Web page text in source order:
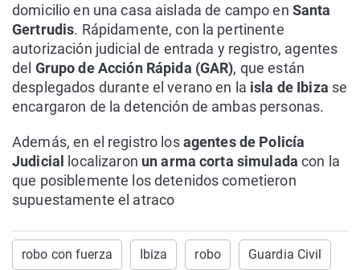
domicilio en una casa aislada de campo en Santa
Gertrudis. Rápidamente, con la pertinente
autorización judicial de entrada y registro, agentes
del Grupo de Acción Rápida (GAR), que están
desplegados durante el verano en la isla de Ibiza se
encargaron de la detención de ambas personas.
Además, en el registro losagentes de Policía
Judicial
localizaron un arma corta simulada con la
que posiblemente los detenidos cometieron
supuestamente el atraco
robo con fuerza Ibiza robo Guardia Civil